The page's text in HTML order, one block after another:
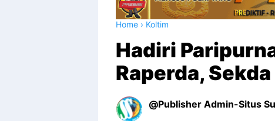
Home › Koltim
Hadiri
Raperda,
Publisher Admin-Situs